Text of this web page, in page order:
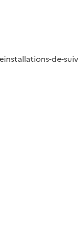
installations-de-